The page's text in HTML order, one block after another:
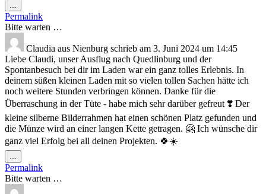
...
Metabox
ein-/ausblenden.
Permalink
Bitte warten …
Claudia aus Nienburg schrieb am 3. Juni 2024 um 14:45
Liebe Claudi, unser Ausflug nach Quedlinburg und der
Spontanbesuch bei dir im Laden war ein ganz tolles Erlebnis. In
deinem süßen kleinen Laden mit so vielen tollen Sachen hätte ich
noch weitere Stunden verbringen können. Danke für die
Überraschung in der Tüte - habe mich sehr darüber gefreut ❣️ Der
kleine silberne Bilderrahmen hat einen schönen Platz gefunden und
die Münze wird an einer langen Kette getragen. 🤗 Ich wünsche dir
ganz viel Erfolg bei all deinen Projekten. 🍀☀️
...
Metabox
ein-/ausblenden.
Permalink
Bitte warten …